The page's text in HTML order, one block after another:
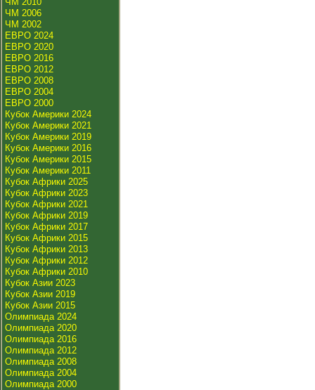
ЧМ 2006
ЧМ 2002
ЕВРО 2024
ЕВРО 2020
ЕВРО 2016
ЕВРО 2012
ЕВРО 2008
ЕВРО 2004
ЕВРО 2000
Кубок Америки 2024
Кубок Америки 2021
Кубок Америки 2019
Кубок Америки 2016
Кубок Америки 2015
Кубок Америки 2011
Кубок Африки 2025
Кубок Африки 2023
Кубок Африки 2021
Кубок Африки 2019
Кубок Африки 2017
Кубок Африки 2015
Кубок Африки 2013
Кубок Африки 2012
Кубок Африки 2010
Кубок Азии 2023
Кубок Азии 2019
Кубок Азии 2015
Олимпиада 2024
Олимпиада 2020
Олимпиада 2016
Олимпиада 2012
Олимпиада 2008
Олимпиада 2004
Олимпиада 2000